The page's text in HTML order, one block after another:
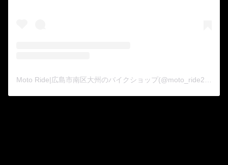
Moto Ride|広島市南区大州のバイクショップ(@moto_ride2015)がシェアした投稿